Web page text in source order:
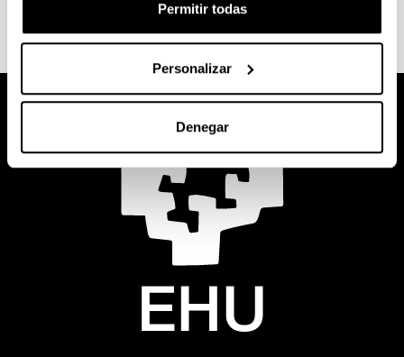
Permitir todas
Personalizar
Denegar